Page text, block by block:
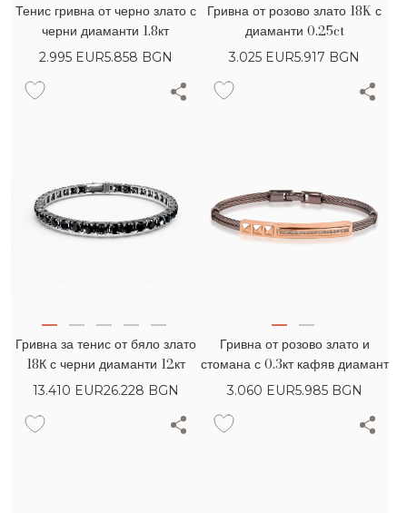
Тенис гривна от черно злато с
черни диаманти 1.8кт
2.995 EUR5.858 BGN
Гривна от розово злато 18K с
диаманти 0.25ct
3.025 EUR5.917 BGN
Гривна за тенис от бяло злато
18К с черни диаманти 12кт
13.410 EUR26.228 BGN
Гривна от розово злато и
стомана с 0.3кт кафяв диамант
3.060 EUR5.985 BGN